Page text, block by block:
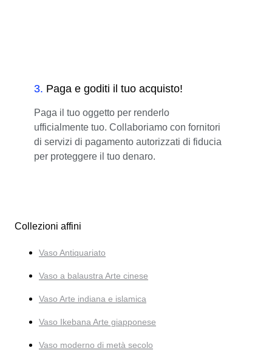
3. Paga e goditi il tuo acquisto!
Paga il tuo oggetto per renderlo
ufficialmente tuo. Collaboriamo con fornitori
di servizi di pagamento autorizzati di fiducia
per proteggere il tuo denaro.
Collezioni affini
Vaso Antiquariato
Vaso a balaustra Arte cinese
Vaso Arte indiana e islamica
Vaso Ikebana Arte giapponese
Vaso moderno di metà secolo